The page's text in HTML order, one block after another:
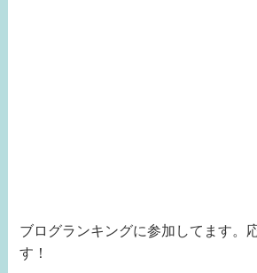
ブログランキングに参加してます。
す！